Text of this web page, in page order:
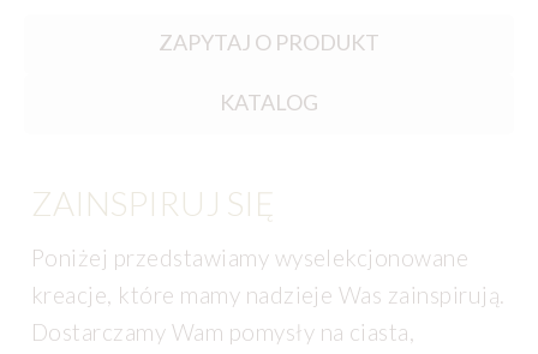
ZAPYTAJ O PRODUKT
KATALOG
ZAINSPIRUJ SIĘ
Poniżej przedstawiamy wyselekcjonowane
kreacje, które mamy nadzieje Was zainspirują.
Dostarczamy Wam pomysły na ciasta,